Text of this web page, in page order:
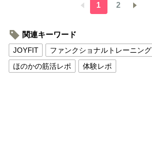
1 2
関連キーワード
JOYFIT
ファンクショナルトレーニング
ほのかの筋活レポ
体験レポ